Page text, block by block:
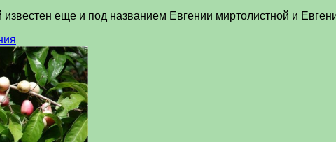
известен еще и под названием Евгении миртолистной и